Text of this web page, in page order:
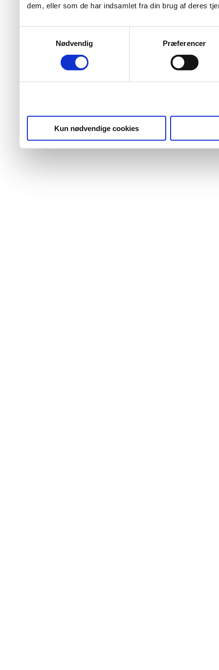
dem, eller som de har indsamlet fra din brug af deres
Nødvendig
Præferencer
Kun nødvendige cookies